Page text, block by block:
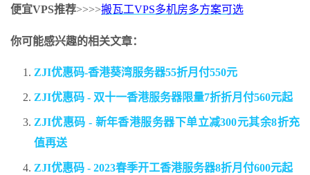
便宜VPS推荐>>>>搬瓦工VPS多机房多方案可选
你可能感兴趣的相关文章：
ZJI优惠码-香港葵湾服务器55折月付550元
ZJI优惠码 - 双十一香港服务器限量7折折月付560元起
ZJI优惠码 - 新年香港服务器下单立减300元其余8折充
值再送
ZJI优惠码 - 2023春季开工香港服务器8折月付600元起